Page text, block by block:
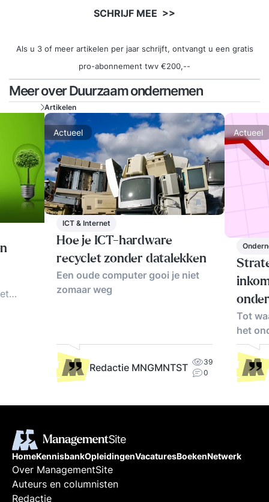
SCHRIJF MEE >>
Als u 3 of meer artikelen per jaar schrijft, ontvangt u een gratis
pro-abonnement twv €200,--
Meer over Duurzaam ondernemen
Artikelen
Actueel
ICT & Internet
Hoe je ICT-hardware
recyclet zonder datalekken
Een oude computer gooi je niet
zomaar weg
Redactie MNGMNTST
39
0
Actueel
Tot
het
HomeKennisbankOpleidingenVacaturesBoekenNetwerk
Over ManagementSite
Auteurs en columnisten
Redactie